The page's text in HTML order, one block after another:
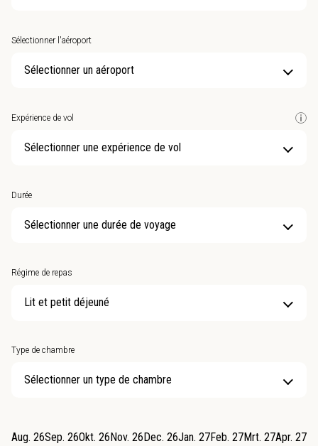
Sélectionner l'aéroport
Sélectionner un aéroport
Expérience de vol
Sélectionner une expérience de vol
Durée
Sélectionner une durée de voyage
Régime de repas
Type de chambre
Sélectionner un type de chambre
Aug. 26Sep. 26Okt. 26 Nov. 26 Dec. 26Jan. 27Feb. 27Mrt. 27Apr. 27